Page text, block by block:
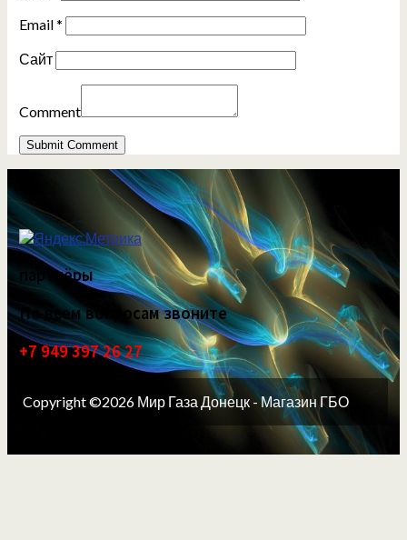
Email*
Сайт
Comment
партнёры
По всем вопросам звоните
+7 949 397 26 27
Copyright ©2026 Мир Газа Донецк - Магазин ГБО